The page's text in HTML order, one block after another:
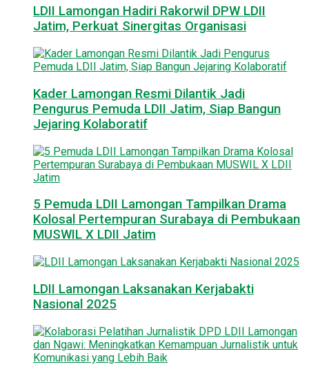
LDII Lamongan Hadiri Rakorwil DPW LDII
Jatim, Perkuat Sinergitas Organisasi
Kader Lamongan Resmi Dilantik Jadi
Pengurus Pemuda LDII Jatim, Siap Bangun
Jejaring Kolaboratif
5 Pemuda LDII Lamongan Tampilkan Drama
Kolosal Pertempuran Surabaya di Pembukaan
MUSWIL X LDII Jatim
LDII Lamongan Laksanakan Kerjabakti
Nasional 2025